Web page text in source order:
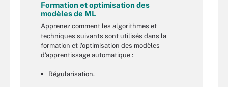
Formation et optimisation des
modèles de ML
Apprenez comment les algorithmes et
techniques suivants sont utilisés dans la
formation et l'optimisation des modèles
d'apprentissage automatique :
Régularisation.